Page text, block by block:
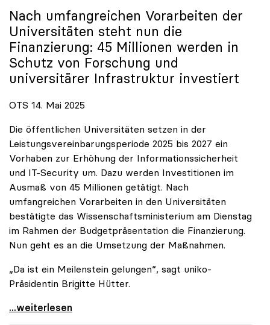
Nach umfangreichen Vorarbeiten der
Universitäten steht nun die
Finanzierung: 45 Millionen werden in
Schutz von Forschung und
universitärer Infrastruktur investiert
OTS 14. Mai 2025
Die öffentlichen Universitäten setzen in der
Leistungsvereinbarungsperiode 2025 bis 2027 ein
Vorhaben zur Erhöhung der Informationssicherheit
und IT-Security um. Dazu werden Investitionen im
Ausmaß von 45 Millionen getätigt. Nach
umfangreichen Vorarbeiten in den Universitäten
bestätigte das Wissenschaftsministerium am Dienstag
im Rahmen der Budgetpräsentation die Finanzierung.
Nun geht es an die Umsetzung der Maßnahmen.
„Da ist ein Meilenstein gelungen“, sagt uniko-
Präsidentin Brigitte Hütter.
Universitäten wappnen sich gegen zunehmende Gefahr
...weiterlesen